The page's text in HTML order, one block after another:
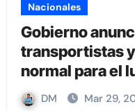
Nacionales
Gobierno
transportistas
normal para el
DM Mar 29,